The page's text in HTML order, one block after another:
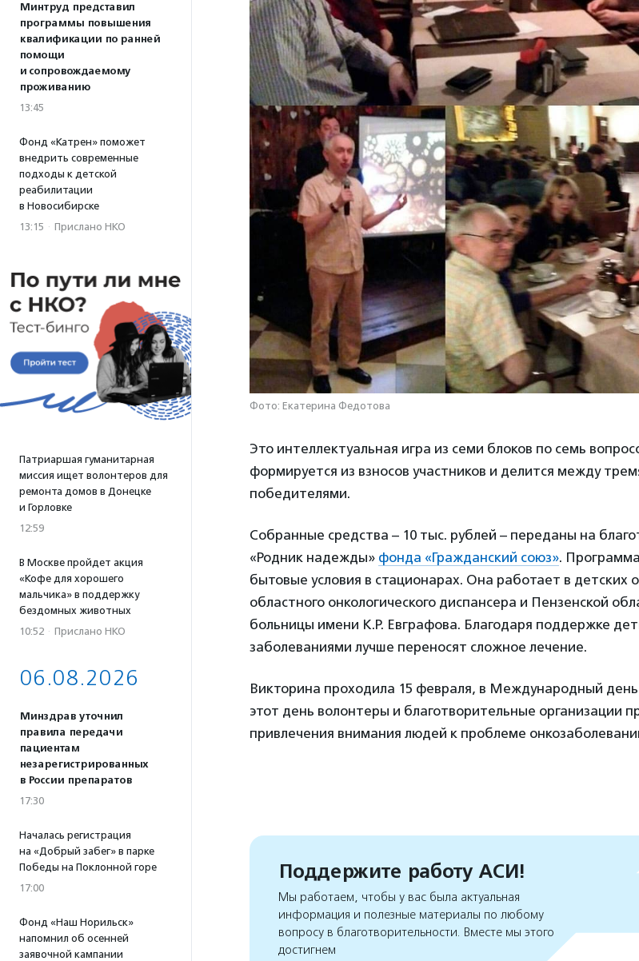
Минтруд представил
программы повышения
квалификации по ранней
помощи
и сопровождаемому
проживанию
13:45
Фонд «Катрен» поможет
внедрить современные
подходы к детской
реабилитации
в Новосибирске
13:15 · Прислано НКО
Патриаршая гуманитарная
миссия ищет волонтеров для
ремонта домов в Донецке
и Горловке
12:59
В Москве пройдет акция
«Кофе для хорошего
мальчика» в поддержку
бездомных животных
10:52 · Прислано НКО
06.08.2026
Минздрав уточнил
правила передачи
пациентам
незарегистрированных
в России препаратов
17:30
Началась регистрация
на «Добрый забег» в парке
Победы на Поклонной горе
17:00
Фонд «Наш Норильск»
напомнил об осенней
заявочной кампании
Фото: Екатерина Федотова
Это интеллектуальная игра из семи блоков по семь
формируется из взносов участников и делится между
победителями.
Собранные средства – 10 тыс. рублей – переданы на
«Родник надежды» фонда «Гражданский союз».
бытовые условия в стационарах. Она работает в детских
областного онкологического диспансера и Пензенской
больницы имени К.Р. Евграфова. Благодаря поддержке
заболеваниями лучше переносят сложное лечение.
Викторина проходила 15 февраля, в Международный
этот день волонтеры и благотворительные организации
привлечения внимания людей к проблеме
Поддержите работу АСИ!
Мы работаем, чтобы у вас была актуальная
информация и полезные материалы по любому
вопросу в благотворительности. Вместе мы этого
достигнем